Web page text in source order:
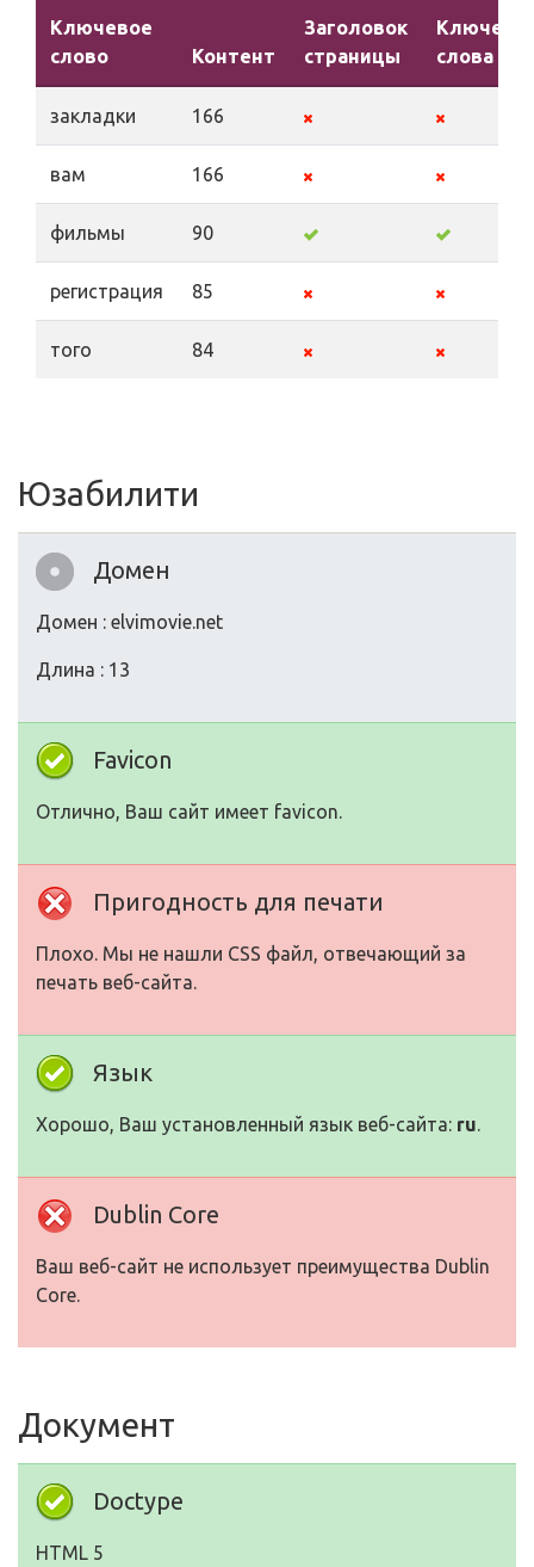
Ключевое
слово
Контент
Заголовок
страницы
слова
закладки 166
вам 166
фильмы 90
регистрация 85
того 84
Юзабилити
Домен
Домен : elvimovie.net
Длина : 13
Favicon
Отлично, Ваш сайт имеет favicon.
Пригодность для печати
Плохо. Мы не нашли CSS файл, отвечающий за
печать веб-сайта.
Язык
Хорошо, Ваш установленный язык веб-сайта: ru.
Dublin Core
Ваш веб-сайт не использует преимущества Dublin
Core.
Документ
Doctype
HTML 5